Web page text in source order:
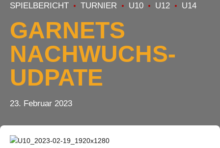
SPIELBERICHT TURNIER U10 U12 U14
GARNETS
NACHWUCHS-
UDPATE
23. Februar 2023